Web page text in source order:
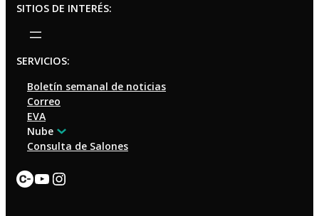
SITIOS DE INTERÉS:
SERVICIOS:
Boletín semanal de noticias
Correo
EVA
Nube
Consulta de Salones
Enlace
YouTube
Instagram